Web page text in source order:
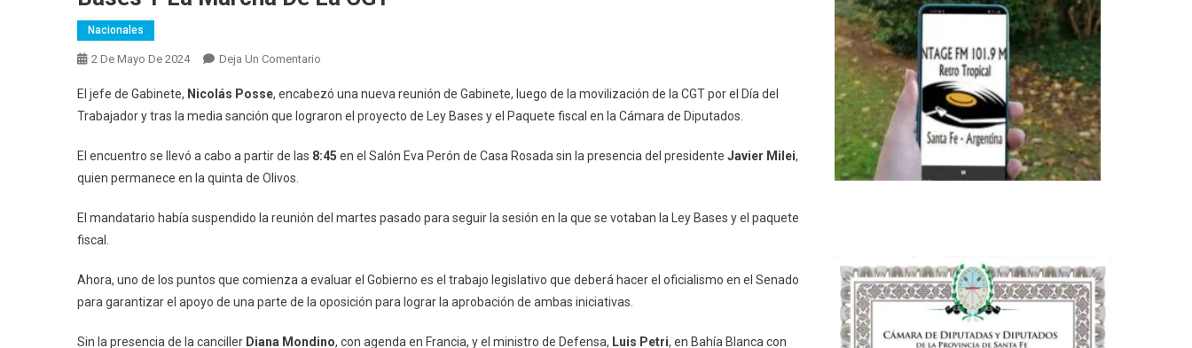
Nacionales
2 De Mayo De 2024 Deja Un Comentario
Milei,
El
Se
La
De
La
Bases
El jefe de Gabinete, Nicolás Posse, encabezó una nueva reunión de Gabinete, luego de la movilización de la CGT por el Día del
Trabajador y tras la media sanción que lograron el proyecto de Ley Bases y el Paquete fiscal en la Cámara de Diputados.
El encuentro se llevó a cabo a partir de las 8:45 en el Salón Eva Perón de Casa Rosada sin la presencia del presidente Javier Milei,
quien permanece en la quinta de Olivos.
El mandatario había suspendido la reunión del martes pasado para seguir la sesión en la que se votaban la Ley Bases y el paquete
fiscal.
Ahora, uno de los puntos que comienza a evaluar el Gobierno es el trabajo legislativo que deberá hacer el oficialismo en el Senado
para garantizar el apoyo de una parte de la oposición para lograr la aprobación de ambas iniciativas.
Sin la presencia de la canciller Diana Mondino, con agenda en Francia, y el ministro de Defensa, Luis Petri, en Bahía Blanca con